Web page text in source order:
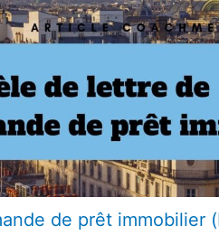
de prêt immobilier